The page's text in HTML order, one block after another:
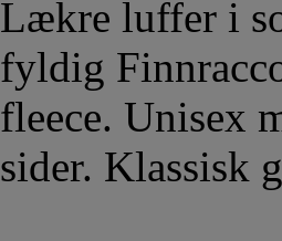
Lækre luffer i
fyldig
fleece. Unisex
sider. Klassisk